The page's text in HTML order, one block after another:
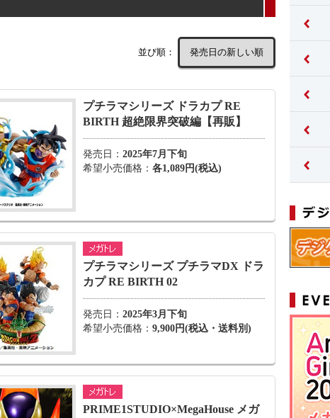
並び順：
プチラマシリーズ ドラカプ RE
BIRTH 超絶限界突破編【再販】
発売日： 2025年7月下旬
希望小売価格： 各1,089円(税込)
プチラマシリーズ プチラマDX ドラ
カプ RE BIRTH 02
発売日： 2025年3月下旬
希望小売価格： 9,900円(税込・送料別)
PRIME1STUDIO×MegaHouse メガ